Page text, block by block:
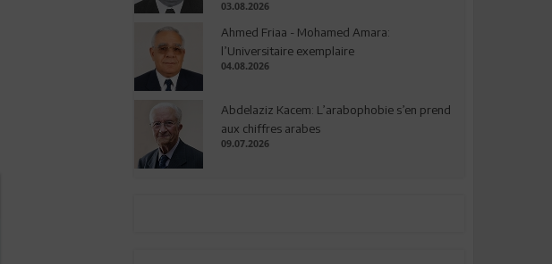
03.08.2026
Ahmed Friaa - Mohamed Amara:
l’Universitaire exemplaire
04.08.2026
Abdelaziz Kacem: L’arabophobie s’en prend
aux chiffres arabes
09.07.2026